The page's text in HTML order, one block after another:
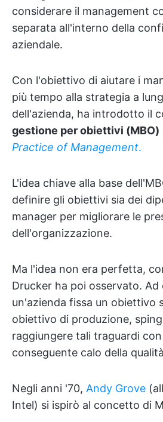
considerare il management
separata all'interno della
aziendale.
Con l'obiettivo di aiutare i
più tempo alla strategia a
dell'azienda, ha introdotto il
gestione per obiettivi (MBO)
Practice of Management.
L'idea chiave alla base
definire gli obiettivi sia dei
manager per migliorare le
dell'organizzazione.
Ma l'idea non era perfetta,
Drucker ha poi osservato. Ad
un'azienda fissa un obiettivo
obiettivo di produzione,
raggiungere tali traguardi
conseguente calo della
Negli anni '70, Andy Grove
Intel) si ispirò al concetto di